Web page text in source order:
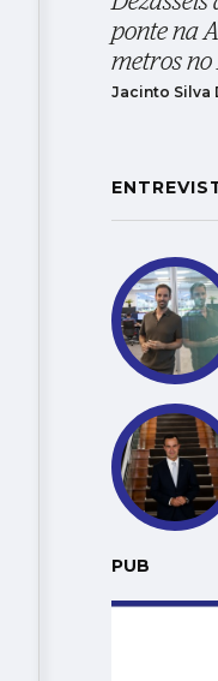
ponte na
metros no
Jacinto Silva
PUB